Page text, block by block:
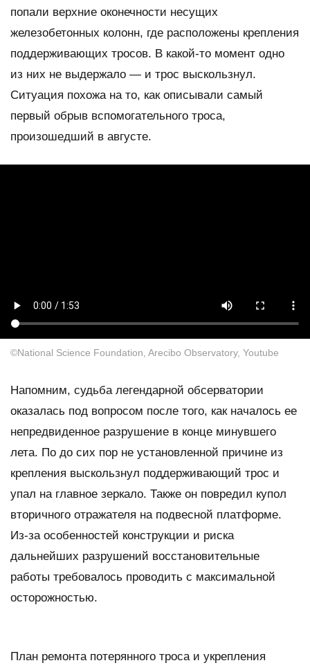
попали верхние оконечности несущих
железобетонных колонн, где расположены крепления
поддерживающих тросов. В какой-то момент одно
из них не выдержало — и трос выскользнул.
Ситуация похожа на то, как описывали самый
первый обрыв вспомогательного троса,
произошедший в августе.
©National Science Foundation, Arecibo Observatory, Youtube
Напомним, судьба легендарной обсерватории
оказалась под вопросом после того, как началось ее
непредвиденное разрушение в конце минувшего
лета. По до сих пор не установленной причине из
крепления выскользнул поддерживающий трос и
упал на главное зеркало. Также он повредил купол
вторичного отражателя на подвесной платформе.
Из-за особенностей конструкции и риска
дальнейших разрушений восстановительные
работы требовалось проводить с максимальной
осторожностью.
План ремонта потерянного троса и укрепления